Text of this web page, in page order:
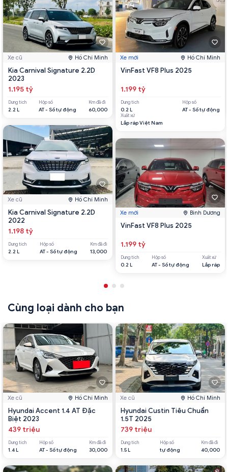
Xe cũ Hồ Chí Minh
Kia Carnival Signature 2.2D
2023
1.195 tỷ
Dung tích
2.2 L
Hộp số
AT - Số tự động
Km đã đi
60,000
Xe cũ Hồ Chí Minh
Kia Carnival Signature 2.2D
2022
1.198 tỷ
Dung tích
2.2 L
Hộp số
AT - Số tự động
Km đã đi
13,000
Xe mới Hồ Chí Minh
VinFast VF8 Plus 2025
1.199 tỷ
Dung tích
0.2 L
Hộp số
AT - Số tự động
Xuất xứ
Lắp ráp Việt Nam
Xe mới Bình Dương
VinFast VF8 Plus 2025
1.199 tỷ
Dung tích
0.2 L
Hộp số
AT - Số tự động
Xuất xứ
Lắp ráp
Cùng loại dành cho bạn
Xe cũ Hồ Chí Minh
Hyundai Accent 1.4 AT Đặc
Biệt 2023
439 triệu
Dung tích
1.4 L
Hộp số
AT - Số tự động
Km đã đi
30,000
Xe cũ Hồ Chí Minh
Hyundai Custin Tiêu Chuẩn
1.5T 2025
739 triệu
Dung tích
1.5 L
Hộp số
tự động
Km đã đi
40,000